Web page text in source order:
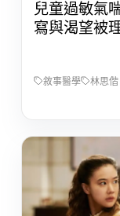
兒童過敏氣
寫與渴望被
敘事醫學 林思偕